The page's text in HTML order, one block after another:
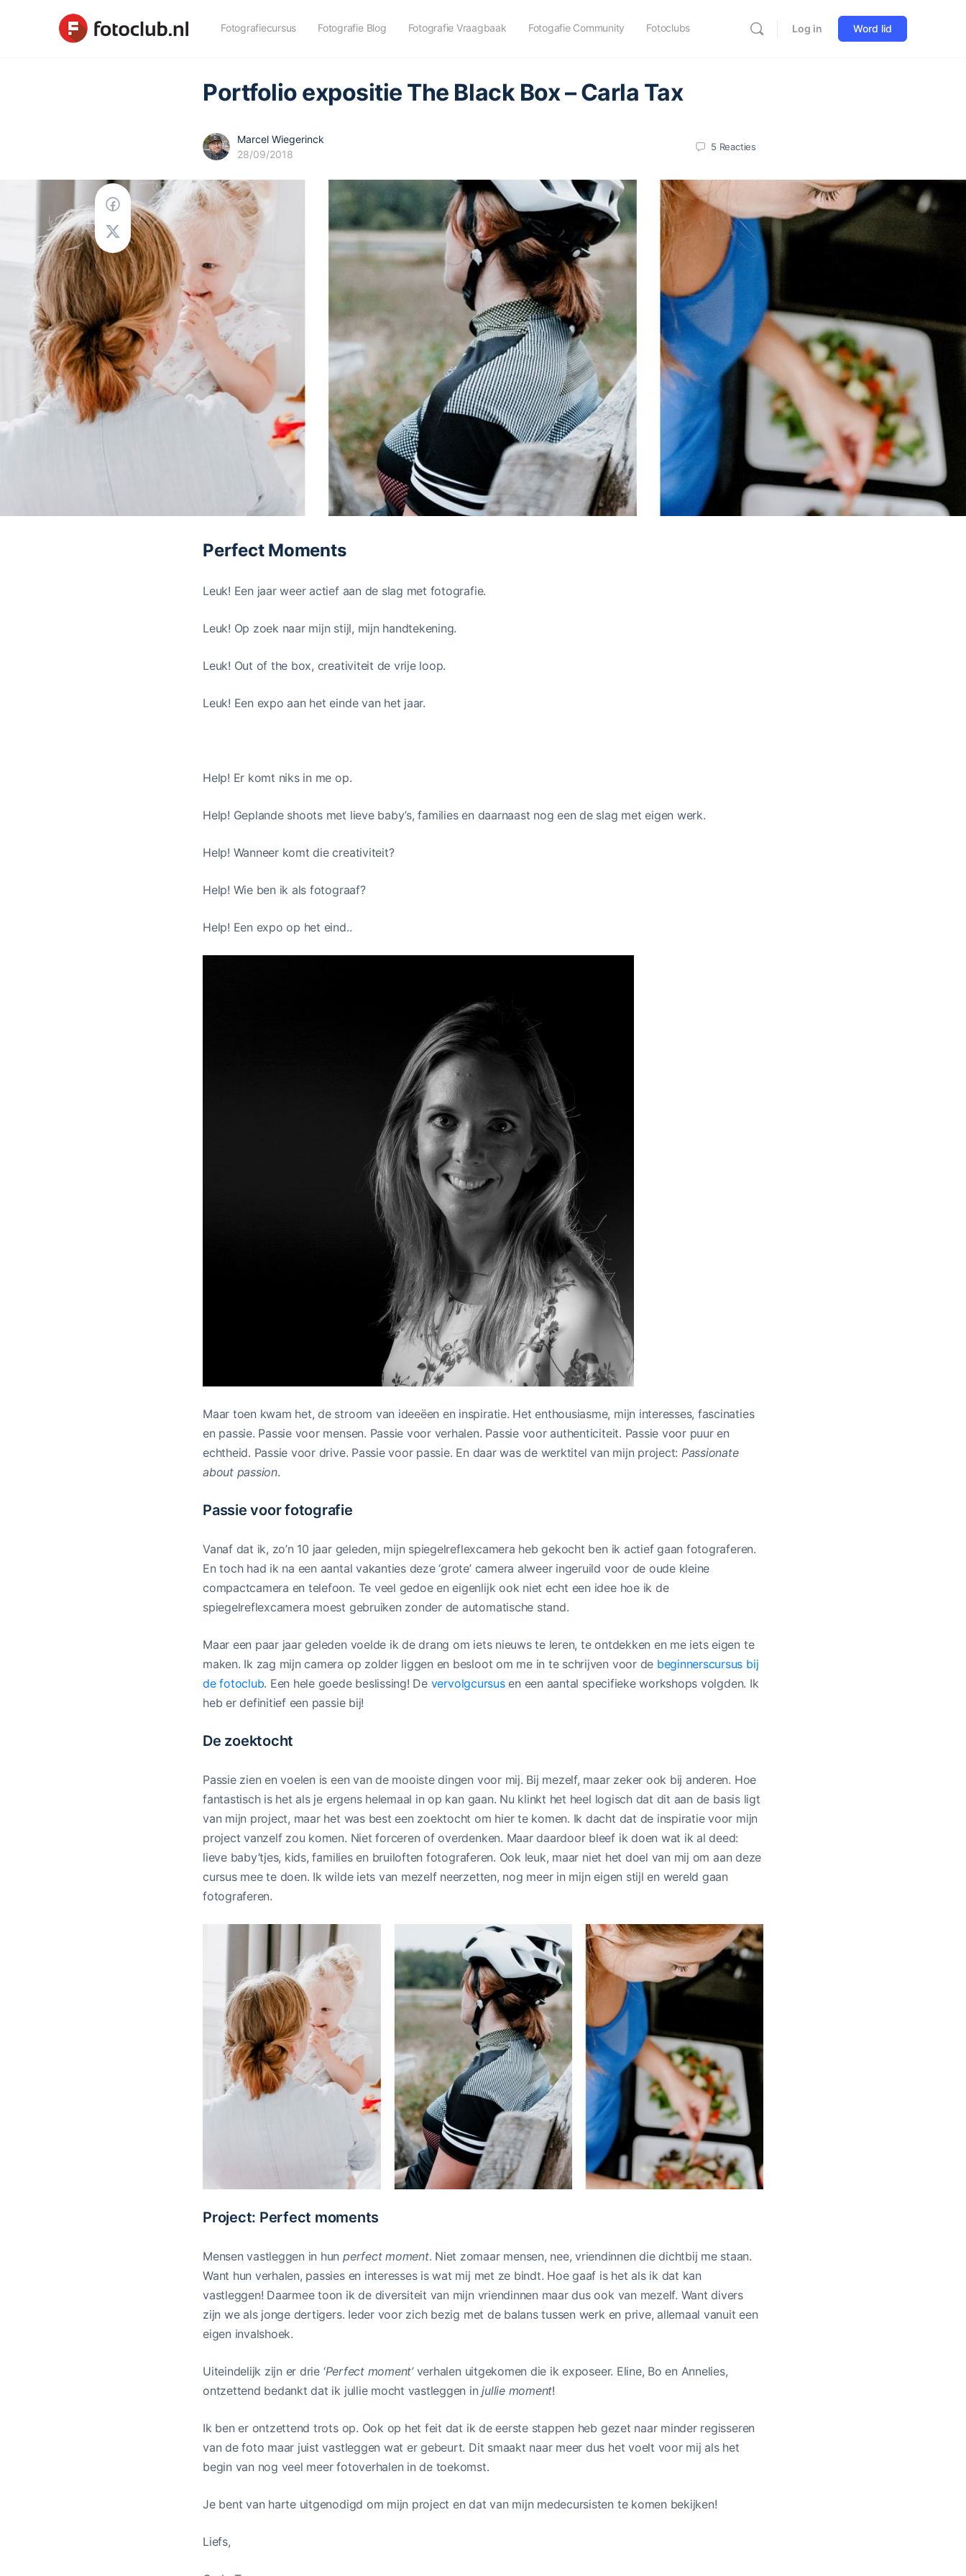
Fotografiecursus Fotografie Blog Fotografie Vraagbaak Fotogafie Community Fotoclubs Log in Word lid
Portfolio expositie The Black Box – Carla Tax
Marcel Wiegerinck
28/09/2018
5 Reacties
Perfect Moments
Leuk! Een jaar weer actief aan de slag met fotografie.
Leuk! Op zoek naar mijn stijl, mijn handtekening.
Leuk! Out of the box, creativiteit de vrije loop.
Leuk! Een expo aan het einde van het jaar.
Help! Er komt niks in me op.
Help! Geplande shoots met lieve baby’s, families en daarnaast nog een de slag met eigen werk.
Help! Wanneer komt die creativiteit?
Help! Wie ben ik als fotograaf?
Help! Een expo op het eind..
Maar toen kwam het, de stroom van ideeëen en inspiratie. Het enthousiasme, mijn interesses, fascinaties
en passie. Passie voor mensen. Passie voor verhalen. Passie voor authenticiteit. Passie voor puur en
echtheid. Passie voor drive. Passie voor passie. En daar was de werktitel van mijn project: Passionate
about passion.
Passie voor fotografie
Vanaf dat ik, zo’n 10 jaar geleden, mijn spiegelreflexcamera heb gekocht ben ik actief gaan fotograferen.
En toch had ik na een aantal vakanties deze ‘grote’ camera alweer ingeruild voor de oude kleine
compactcamera en telefoon. Te veel gedoe en eigenlijk ook niet echt een idee hoe ik de
spiegelreflexcamera moest gebruiken zonder de automatische stand.
Maar een paar jaar geleden voelde ik de drang om iets nieuws te leren, te ontdekken en me iets eigen te
maken. Ik zag mijn camera op zolder liggen en besloot om me in te schrijven voor de beginnerscursus bij
de fotoclub. Een hele goede beslissing! De vervolgcursusen een aantal specifieke workshops volgden. Ik
heb er definitief een passie bij!
De zoektocht
Passie zien en voelen is een van de mooiste dingen voor mij. Bij mezelf, maar zeker ook bij anderen. Hoe
fantastisch is het als je ergens helemaal in op kan gaan. Nu klinkt het heel logisch dat dit aan de basis ligt
van mijn project, maar het was best een zoektocht om hier te komen. Ik dacht dat de inspiratie voor mijn
project vanzelf zou komen. Niet forceren of overdenken. Maar daardoor bleef ik doen wat ik al deed:
lieve baby’tjes, kids, families en bruiloften fotograferen. Ook leuk, maar niet het doel van mij om aan deze
cursus mee te doen. Ik wilde iets van mezelf neerzetten, nog meer in mijn eigen stijl en wereld gaan
fotograferen.
Project: Perfect moments
Mensen vastleggen in hun perfect moment. Niet zomaar mensen, nee, vriendinnen die dichtbij me staan.
Want hun verhalen, passies en interesses is wat mij met ze bindt. Hoe gaaf is het als ik dat kan
vastleggen! Daarmee toon ik de diversiteit van mijn vriendinnen maar dus ook van mezelf. Want divers
zijn we als jonge dertigers. Ieder voor zich bezig met de balans tussen werk en prive, allemaal vanuit een
eigen invalshoek.
Uiteindelijk zijn er drie ‘Perfect moment’verhalen uitgekomen die ik exposeer. Eline, Bo en Annelies,
ontzettend bedankt dat ik jullie mocht vastleggen injullie moment!
Ik ben er ontzettend trots op. Ook op het feit dat ik de eerste stappen heb gezet naar minder regisseren
van de foto maar juist vastleggen wat er gebeurt. Dit smaakt naar meer dus het voelt voor mij als het
begin van nog veel meer fotoverhalen in de toekomst.
Je bent van harte uitgenodigd om mijn project en dat van mijn medecursisten te komen bekijken!
Liefs,